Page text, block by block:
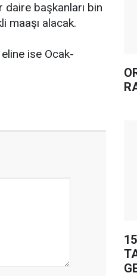
başkanları bin
maaşı alacak.
ise Ocak-